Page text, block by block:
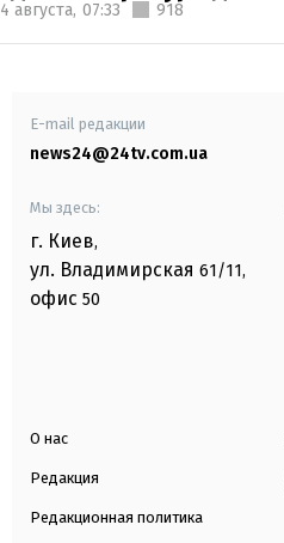
4 августа, 07:33 918
E-mail редакции
news24@24tv.com.ua
Мы здесь:
г. Киев,
ул. Владимирская 61/11,
офис 50
О нас
Редакция
Редакционная политика